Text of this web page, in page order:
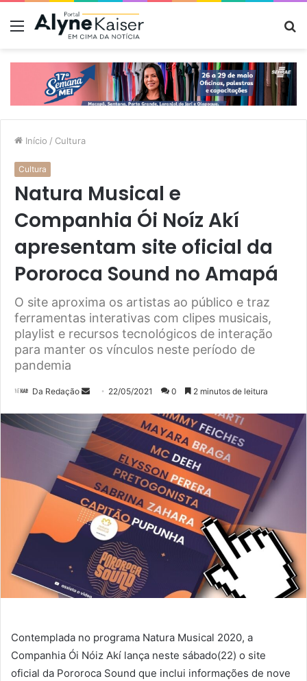
Menu
Início / Cultura
Cultura
Natura Musical e
Companhia Ói Noíz Akí
apresentam site oficial da
Pororoca Sound no Amapá
O site aproxima os artistas ao público e traz
ferramentas interativas com clipes musicais,
playlist e recursos tecnológicos de interação
para manter os vínculos neste período de
pandemia
Da Redação
Mande
e-
mail
22/05/2021 0 2 minutos de leitura
Contemplada no programa Natura Musical 2020, a
Companhia Ói Nóiz Akí lança neste sábado(22) o site
oficial da Pororoca Sound que inclui informações de nove